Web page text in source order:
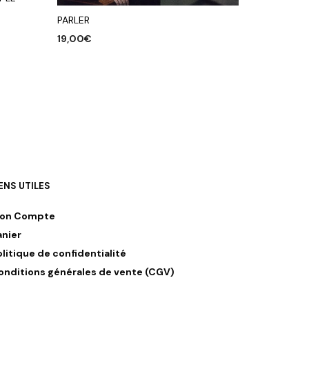
PARLER
19,00€
UTILES
Compte
de confidentialité
générales de vente (CGV)